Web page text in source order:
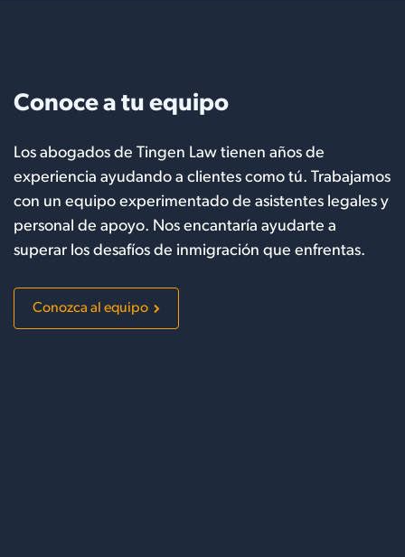
Conoce a tu equipo
Los abogados de Tingen Law tienen años de
experiencia ayudando a clientes como tú. Trabajamos
con un equipo experimentado de asistentes legales y
personal de apoyo. Nos encantaría ayudarte a
superar los desafíos de inmigración que enfrentas.
Conozca al equipo